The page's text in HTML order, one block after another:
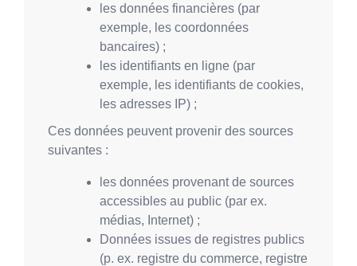
les données financières (par
exemple, les coordonnées
bancaires) ;
les identifiants en ligne (par
exemple, les identifiants de cookies,
les adresses IP) ;
Ces données peuvent provenir des sources
suivantes :
les données provenant de sources
accessibles au public (par ex.
médias, Internet) ;
Données issues de registres publics
(p. ex. registre du commerce, registre